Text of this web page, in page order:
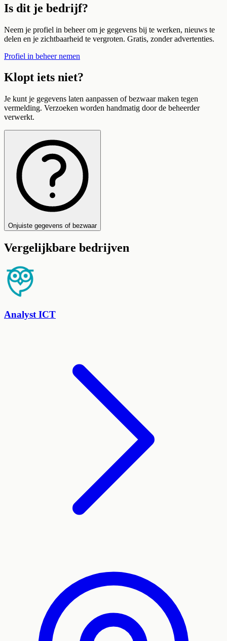
Is dit je bedrijf?
Neem je profiel in beheer om je gegevens bij te werken, nieuws te
delen en je zichtbaarheid te vergroten. Gratis, zonder advertenties.
Profiel in beheer nemen
Klopt iets niet?
Je kunt je gegevens laten aanpassen of bezwaar maken tegen
vermelding. Verzoeken worden handmatig door de beheerder
verwerkt.
Onjuiste gegevens of bezwaar
Vergelijkbare bedrijven
Analyst ICT